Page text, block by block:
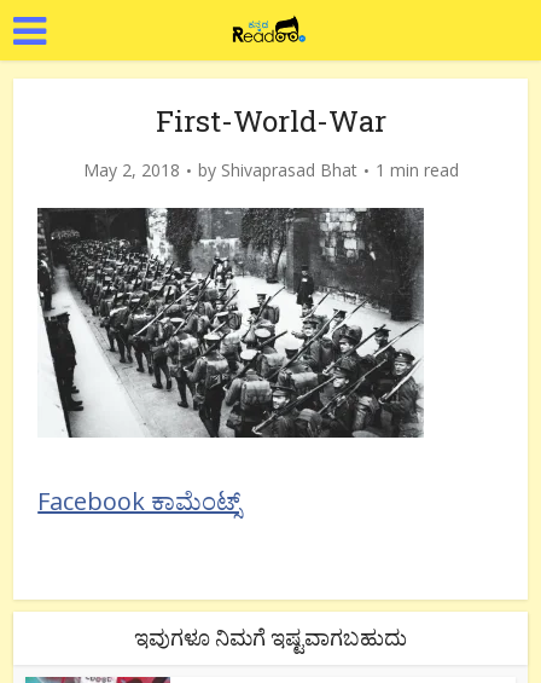
First-World-War
May 2, 2018 by Shivaprasad Bhat 1 min read
Facebook ಕಾಮೆಂಟ್ಸ್
ಇವುಗಳೂ ನಿಮಗೆ ಇಷ್ಟವಾಗಬಹುದು